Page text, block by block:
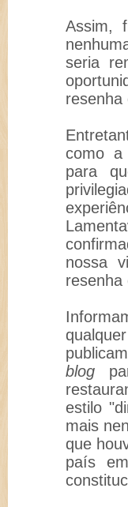
Assim,
seria
resenha
como a
para
nossa
resenha
blog
estilo
mais
que
país